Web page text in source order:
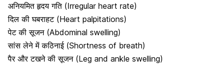
अनियमित हृदय गति (Irregular heart rate)
दिल की घबराहट (Heart palpitations)
पेट की सूजन (Abdominal swelling)
सांस लेने में कठिनाई (Shortness of breath)
पैर और टखने की सूजन (Leg and ankle swelling)